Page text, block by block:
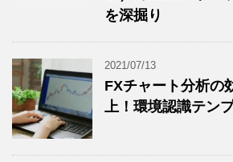
を深掘り
2021/07/13
FXチャート分析の
上！環境認識テン